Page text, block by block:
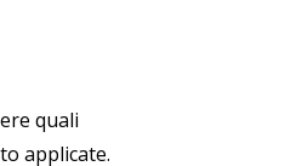
quali
applicate.